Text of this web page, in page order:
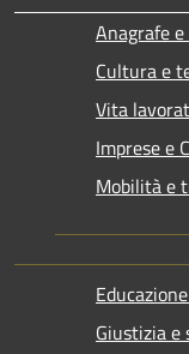
Anagrafe
Cultura e
Vita
Imprese e
Mobilità e
Giustizia e